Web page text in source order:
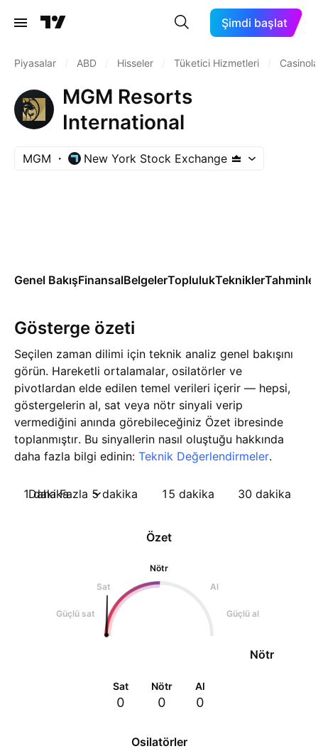
Şimdi başlat
Piyasalar ABD Hisseler Tüketici Hizmetleri
MGM Resorts
International
MGM New York Stock Exchange
Genel BakışFinansalBelgelerToplulukTekniklerTahminler
Gösterge özeti
Seçilen zaman dilimi için teknik analiz genel bakışını
görün. Hareketli ortalamalar, osilatörler ve
pivotlardan elde edilen temel verileri içerir — hepsi,
göstergelerin al, sat veya nötr sinyali verip
vermediğini anında görebileceğiniz Özet ibresinde
toplanmıştır. Bu sinyallerin nasıl oluştuğu hakkında
daha fazla bilgi edinin: Teknik Değerlendirmeler.
1 dakika 5 dakika 15 dakika 30 dakika
Daha Fazla
Osilatörler
Özet
Nötr
Sat
Al
Güçlü sat Güçlü al
Nötr
Sat
0
Nötr
0
Al
0